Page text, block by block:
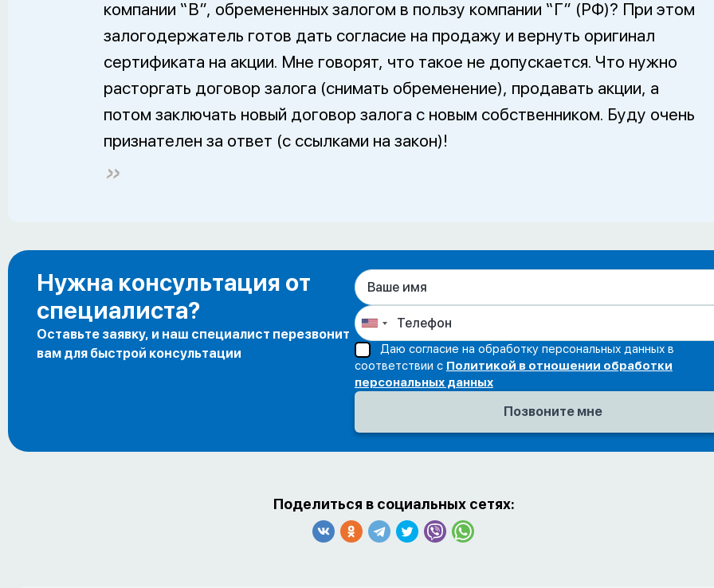
компании “В”, обремененных залогом в пользу компании “Г” (РФ)? При этом
залогодержатель готов дать согласие на продажу и вернуть оригинал
сертификата на акции. Мне говорят, что такое не допускается. Что нужно
расторгать договор залога (снимать обременение), продавать акции, а
потом заключать новый договор залога с новым собственником. Буду очень
признателен за ответ (с ссылками на закон)!
Нужна консультация от
специалиста?
Оставьте заявку, и наш специалист перезвонит
вам для быстрой консультации
Даю согласие на обработку персональных данных в
соответствии с Политикой в отношении обработки
персональных данных
Поделиться в социальных сетях: